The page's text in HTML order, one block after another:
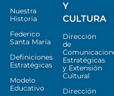
Nuestra
Historia
Federico
Santa María
Definiciones
Estratégicas
Modelo
Educativo
Y
CULTURA
Dirección
de
Estratégicas
y Extensión
Cultural
Dirección